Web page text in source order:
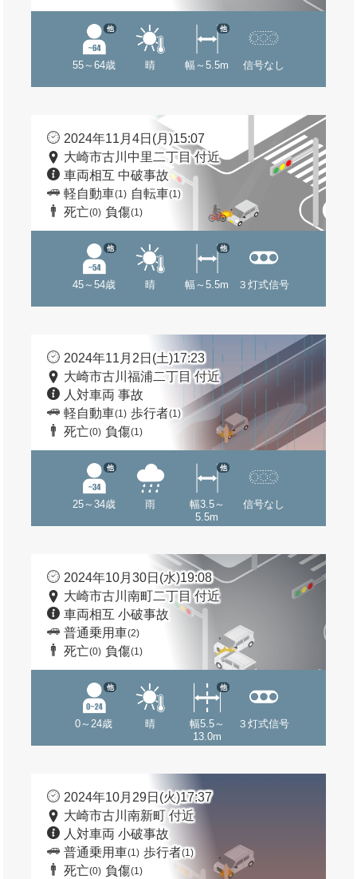
55～64歳
他
晴 幅～5.5m
他
信号なし
2024年11月4日(月)15:07
大崎市古川中里二丁目 付近
車両相互 中破事故
軽自動車(1) 自転車(1)
死亡(0) 負傷(1)
45～54歳
他
晴 幅～5.5m
他
３灯式信号
2024年11月2日(土)17:23
大崎市古川福浦二丁目 付近
人対車両 事故
軽自動車(1) 歩行者(1)
死亡(0) 負傷(1)
25～34歳
他
雨
幅3.5～
5.5m
他
信号なし
2024年10月30日(水)19:08
大崎市古川南町二丁目 付近
車両相互 小破事故
普通乗用車(2)
死亡(0) 負傷(1)
0～24歳
他
晴
幅5.5～
13.0m
他
３灯式信号
2024年10月29日(火)17:37
大崎市古川南新町 付近
人対車両 小破事故
普通乗用車(1) 歩行者(1)
死亡(0) 負傷(1)